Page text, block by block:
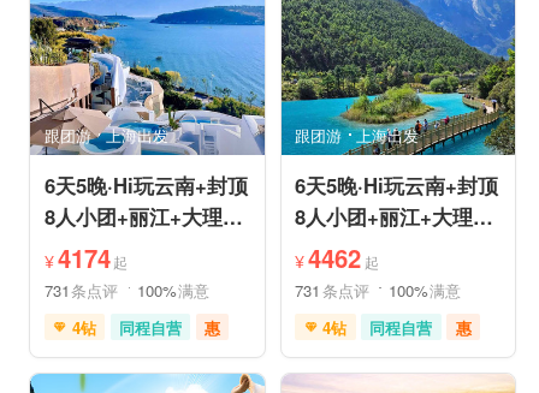
喀斯特地貌
滇池红嘴鸥
乡村趣游
古镇古村
雪山之旅
赏花之旅
美景探索
深度人文
世界遗产
摄影之旅
休闲度假
特色民宿
跟团游 上海出发
6天5晚·Hi玩云南+封顶
8人小团+丽江+大理
+泸沽湖+玉龙雪山+洱
¥4174起
731条点评 100%满意
4钻
同程自营
惠
充足自由时间
免费接送机
家庭游
情侣游
乡村趣游
古镇古村
动植物园
祈福之旅
森林公园
深度人文
世界遗产
摄影之旅
研学体验
休闲度假
特色民宿
跟团游 上海出发
6天5晚·Hi玩云南+封顶
8人小团+丽江+大理
+香格里拉+虎跳峡+洱
¥4462 起
731 条点评 100%满意
4钻
同程自营
惠
赠送旅拍
充足自由时间
免费接送机
家庭游